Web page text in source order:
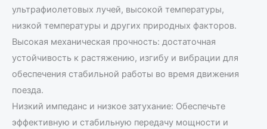
ультрафиолетовых лучей, высокой температуры,
низкой температуры и других природных факторов.
Высокая механическая прочность: достаточная
устойчивость к растяжению, изгибу и вибрации для
обеспечения стабильной работы во время движения
поезда.
Низкий импеданс и низкое затухание: Обеспечьте
эффективную и стабильную передачу мощности и